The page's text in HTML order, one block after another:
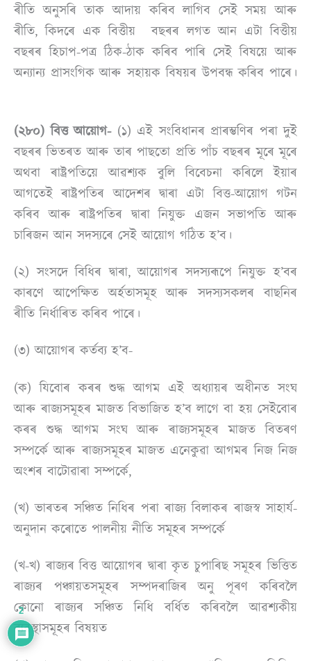
ৰীতি অনুসৰি তাক আদায় কৰিব লাগিব সেই সময় আৰু
ৰীতি, কিদৰে এক বিত্তীয় বছৰৰ লগত আন এটা বিত্তীয়
বছৰৰ হিচাপ-পত্ৰ ঠিক-ঠাক কৰিব পাৰি সেই বিষয়ে আৰু
অন্যান্য প্ৰাসংগিক আৰু সহায়ক বিষয়ৰ উপবন্ধ কৰিব পাৰে।
(২৮০) বিত্ত আয়োগ-(১) এই সংবিধানৰ প্ৰাৰম্ভণিৰ পৰা দুই
বছৰৰ ভিতৰত আৰু তাৰ পাছতো প্ৰতি পাঁচ বছৰৰ মূৰে মূৰে
অথবা ৰাষ্ট্ৰপতিয়ে আৱশ্যক বুলি বিবেচনা কৰিলে ইয়াৰ
আগতেই ৰাষ্ট্ৰপতিৰ আদেশৰ দ্বাৰা এটা বিত্ত-আয়োগ গটন
কৰিব আৰু ৰাষ্ট্ৰপতিৰ দ্বাৰা নিযুক্ত এজন সভাপতি আৰু
চাৰিজন আন সদস্যৰে সেই আয়োগ গঠিত হ’ব।
(২) সংসদে বিধিৰ দ্বাৰা, আয়োগৰ সদস্যৰূপে নিযুক্ত হ’বৰ
কাৰণে আপেক্ষিত অৰ্হতাসমূহ আৰু সদস্যসকলৰ বাছনিৰ
ৰীতি নিৰ্ধাৰিত কৰিব পাৰে।
(৩) আয়োগৰ কৰ্তব্য হ’ব-
(ক) যিবোৰ কৰৰ শুদ্ধ আগম এই অধ্যায়ৰ অধীনত সংঘ
আৰু ৰাজ্যসমূহৰ মাজত বিভাজিত হ’ব লাগে বা হয় সেইবোৰ
কৰৰ শুদ্ধ আগম সংঘ আৰু ৰাজ্যসমূহৰ মাজত বিতৰণ
সম্পৰ্কে আৰু ৰাজ্যসমূহৰ মাজত এনেকুৱা আগমৰ নিজ নিজ
অংশৰ বাটোৱাৰা সম্পৰ্কে,
(খ) ভাৰতৰ সঞ্চিত নিধিৰ পৰা ৰাজ্য বিলাকৰ ৰাজস্ব সাহাৰ্য-
অনুদান কৰোতে পালনীয় নীতি সমূহৰ সম্পৰ্কে
(খ-খ) ৰাজ্যৰ বিত্ত আয়োগৰ দ্বাৰা কৃত চুপাৰিছ সমূহৰ ভিত্তিত
ৰাজ্যৰ পঞ্চায়তসমূহৰ সম্পদৰাজিৰ অনু পূৰণ কৰিবলৈ
কোনো ৰাজ্যৰ সঞ্চিত নিধি বৰ্ধিত কৰিবলৈ আৱশ্যকীয়
ব্যৱস্থাসমূহৰ বিষয়ত
2